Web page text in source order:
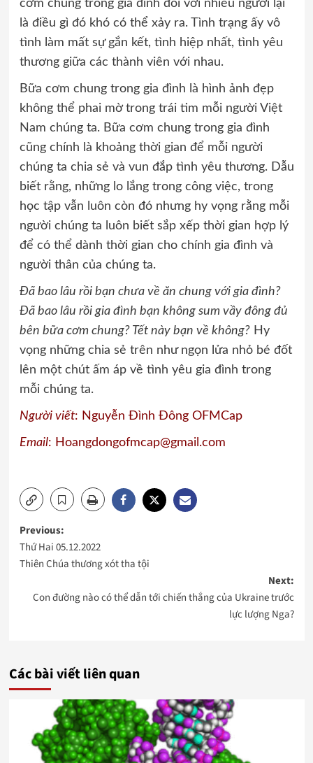
cơm chung trong gia đình đối với nhiều người lại
là điều gì đó khó có thể xảy ra. Tình trạng ấy vô
tình làm mất sự gắn kết, tình hiệp nhất, tình yêu
thương giữa các thành viên với nhau.
Bữa cơm chung trong gia đình là hình ảnh đẹp
không thể phai mờ trong trái tim mỗi người Việt
Nam chúng ta. Bữa cơm chung trong gia đình
cũng chính là khoảng thời gian để mỗi người
chúng ta chia sẻ và vun đắp tình yêu thương. Dẫu
biết rằng, những lo lắng trong công việc, trong
học tập vẫn luôn còn đó nhưng hy vọng rằng mỗi
người chúng ta luôn biết sắp xếp thời gian hợp lý
để có thể dành thời gian cho chính gia đình và
người thân của chúng ta.
Đã bao lâu rồi bạn chưa về ăn chung với gia đình?
Đã bao lâu rồi gia đình bạn không sum vầy đông đủ
bên bữa cơm chung? Tết này bạn về không?Hy
vọng những chia sẻ trên như ngọn lửa nhỏ bé đốt
lên một chút ấm áp về tình yêu gia đình trong
mỗi chúng ta.
Người viết: Nguyễn Đình Đông OFMCap
Email: Hoangdongofmcap@gmail.com
Post
navigation
Previous:
Thứ Hai 05.12.2022
Thiên Chúa thương xót tha tội
Next:
Con đường nào có thể dẫn tới chiến thắng của Ukraine trước
lực lượng Nga?
Các bài viết liên quan